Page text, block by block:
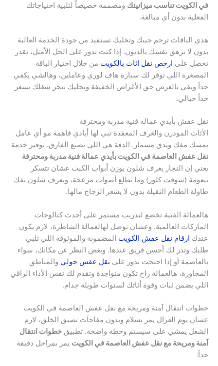
في الكويت تناسب ميزانيتك ومصممة خصيصاً لتلبية احتياجاتك
الفعلية بدون أي مبالغة.
هذي الباقات ترحم جيبك وتخليك تستفيد من جودة الخدمة العالية
بدون لا ترهق نفسك بالديون. إذا كنت تدور على الحل الأمثل، تقدر
تحصل على ارخص نقل اثاث بالكويت من خلال اختيار الباقة
المصغرة اللي توفر لك سيارة هاف لوري وعاملين، وهالشي يكفي
جداً ويفي بالغرض حق الأغراض الخفيفة ويخليك تنجز شغلك بسعر
جداً خيالي.
نقل عفش بأيدي عمالة فنية مدربة ومحترفة
الأثاث المودرن والغرف المعقدة تبي لها أيادي فاهمة مو أي عامل
يمسك مفك ويدق مسمار. الدقة هي اللي تصنع الفارق. توفير خدمة
نقل عفش العاصمة في الكويت بأيدي عمالة فنية مدربة ومحترفة
يعني إن النجار يعرف شلون يوزن أبواب الكبت عشان تتسكر
بنعومة (سوفت كلوز) وما تطلع أصوات مزعجة، ويعرف شلون يفك
طاولة الطعام الثقيلة بدون لا يشعر الزجاج مالها.
هالعمالة الفنية تخضع لتدريب مستمر على أحدث كتالوجات
الماركات العالمية. وعشان توصل لهالعمالة الشاطرة، لازم يكون
عندك ارقام نقل عفش الكويت المضمونة والموثوقة اللي تلبي
طلبك وتدز لك أحسن فريق عندها. وبغض النظر عن مكانك، سواء
بالعاصمة أو إذا احتجت تدور على نقل عفش حولي والمناطق
المجاورة، هالعمالة راح تكون متواجدة وتقدم لك نفس الأداء الراقي
اللي يضمن ثبات وقوة أثاثك لسنوات طويلة جدام.
خطوات انتقال آمنة ومريحة مع نقل عفش العاصمة في الكويت
عشان يوم العزال يمر بسلام وبدون مفاجآت تضيق الخلق، لازم
الشغل يمشي على سيستم وخطة واضحة. تطبيق خطوات انتقال
آمنة ومريحة مع نقل عفش العاصمة في الكويت يمر بمراحل دقيقة
جداً: